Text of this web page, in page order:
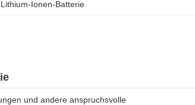
Ionen-Batterie
und andere anspruchsvolle